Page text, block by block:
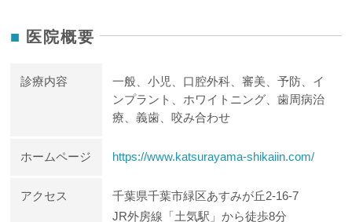
医院概要
診療内容
一般、小児、口腔外科、審美、予防、イ
ンプラント、ホワイトニング、歯周病治
療、義歯、咬み合わせ
ホームページ https://www.katsurayama-shikaiin.com/
アクセス
千葉県千葉市緑区あすみが丘2-16-7
JR外房線「土気駅」から徒歩8分